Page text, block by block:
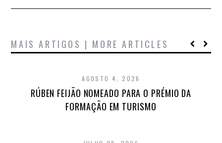
MAIS ARTIGOS | MORE ARTICLES
AGOSTO 4, 2026
RÚBEN FEIJÃO NOMEADO PARA O PRÉMIO DA
FORMAÇÃO EM TURISMO